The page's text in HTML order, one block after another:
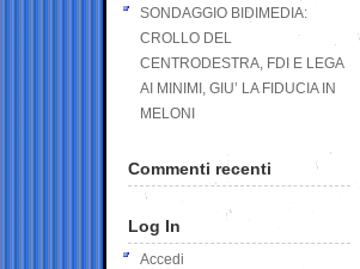
SONDAGGIO BIDIMEDIA:
CROLLO DEL
CENTRODESTRA, FDI E LEGA
AI MINIMI, GIU’ LA FIDUCIA IN
MELONI
Commenti recenti
Log In
Accedi